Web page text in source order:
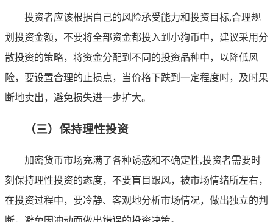
投资者应该根据自己的风险承受能力和投资目标,合理规
划投资金额，不要将全部资金都投入到小狗币中，建议采用分
散投资的策略，将资金分配到不同的投资品种中，以降低风
险，要设置合理的止损点，当价格下跌到一定程度时，及时果
断地卖出，避免损失进一步扩大。
（三）保持理性投资
加密货币市场充满了各种诱惑和不确定性,投资者需要时
刻保持理性投资的态度，不要盲目跟风，被市场情绪所左右，
在投资过程中，要冷静、客观地分析市场情况，做出独立的判